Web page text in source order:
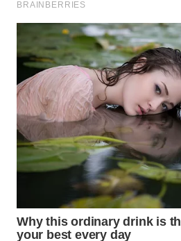
CIANJUR
WN
KEPULAUAN
SERIBU
WN
TANGERANG
WN
BINJAI
CIREBON